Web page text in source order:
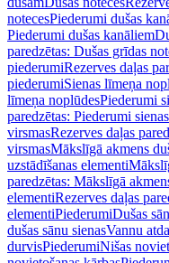
notecesPiederumi dušas
Piederumi dušas kanāliem
paredzētas: Dušas grīdas
piederumiRezerves daļas
piederumiSienas līmeņa
līmeņa noplūdesPiederumi
paredzētas: Piederumi
virsmasRezerves daļas
virsmasMākslīgā akmens
uzstādīšanas elementi
paredzētas: Mākslīgā
elementiRezerves daļas
elementiPiederumiDušas
dušas sānu sienasVannu
durvisPiederumiNišas